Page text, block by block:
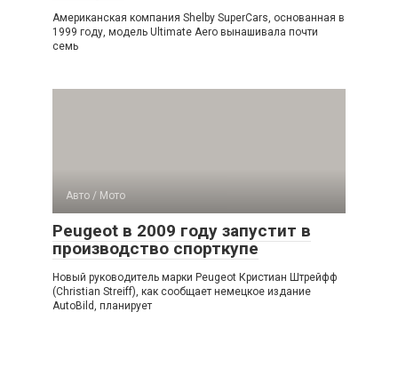
Американская компания Shelby SuperCars, основанная в
1999 году, модель Ultimate Aero вынашивала почти
семь
Авто / Мото
Peugeot в 2009 году запустит в
производство спорткупе
Новый руководитель марки Peugeot Кристиан Штрейфф
(Christian Streiff), как сообщает немецкое издание
AutoBild, планирует